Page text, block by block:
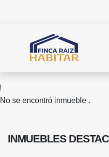
No se encontró inmueble .
INMUEBLES